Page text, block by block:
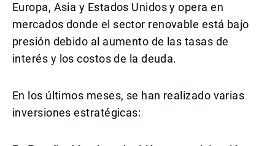
Europa, Asia y Estados Unidos y opera en
mercados donde el sector renovable está bajo
presión debido al aumento de las tasas de
interés y los costos de la deuda.
En los últimos meses, se han realizado varias
inversiones estratégicas: